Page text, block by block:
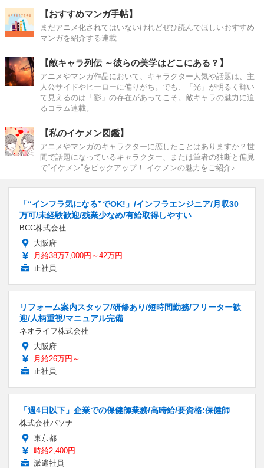
【おすすめマンガ手帖】
まだアニメ化されてはいないけれどぜひ読んでほしいおすすめ
マンガを紹介する連載
【敵キャラ列伝 ～彼らの美学はどこにある？】
アニメやマンガ作品において、キャラクター人気や話題は、主
人公サイドやヒーローに偏りがち。でも、「光」が明るく輝い
て見えるのは「影」の存在があってこそ。敵キャラの魅力に迫
るコラム連載。
【私のイケメン図鑑】
アニメやマンガのキャラクターに恋したことはありますか？世
間で話題になっているキャラクター、または筆者の独断と偏見
で“イケメン”をピックアップ！ イケメンの魅力をご紹介♪
「“インフラ気になる”でOK!」/インフラエンジニア/月収30
万可/未経験歓迎/残業少なめ/有給取得しやすい
BCC株式会社
大阪府
月給38万7,000円～42万円
正社員
リフォーム案内スタッフ/研修あり/短時間勤務/フリーター歓
迎/人柄重視/マニュアル完備
ネオライフ株式会社
大阪府
月給26万円～
正社員
「週4日以下」企業での保健師業務/高時給/要資格:保健師
株式会社パソナ
東京都
時給2,400円
派遣社員